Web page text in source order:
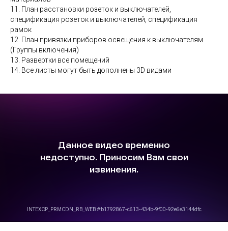
11. План расстановки розеток и выключателей,
спецификация розеток и выключателей, спецификация
рамок
12. План привязки приборов освещения к выключателям
(Группы включения)
13. Развертки все помещений
14. Все листы могут быть дополнены 3D видами